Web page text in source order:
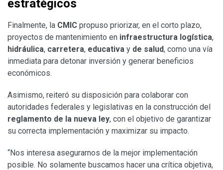
estratégicos
Finalmente, la CMIC propuso priorizar, en el corto plazo,
proyectos de mantenimiento en infraestructura logística,
hidráulica, carretera, educativa y de salud, como una vía
inmediata para detonar inversión y generar beneficios
económicos.
Asimismo, reiteró su disposición para colaborar con
autoridades federales y legislativas en la construcción del
reglamento de la nueva ley, con el objetivo de garantizar
su correcta implementación y maximizar su impacto.
“Nos interesa asegurarnos de la mejor implementación
posible. No solamente buscamos hacer una crítica objetiva,